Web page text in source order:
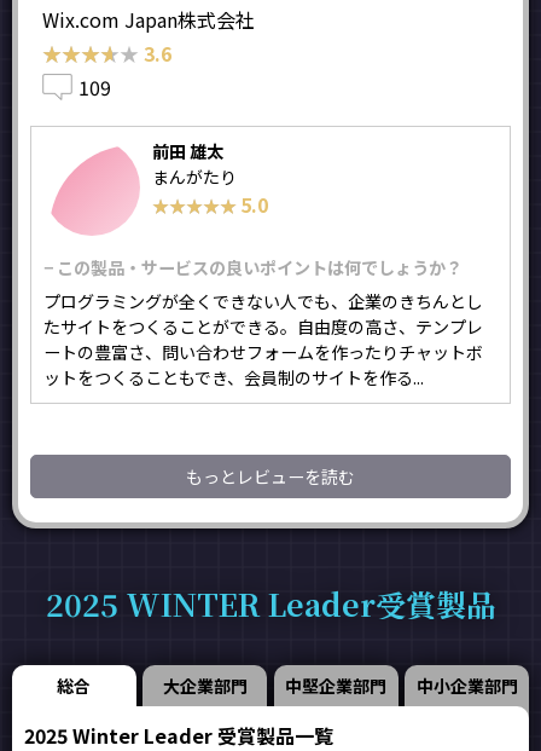
Wix.com Japan株式会社
★★★★★
★★★★★ 3.6
109
前田 雄太
まんがたり
★★★★★
★★★★★ 5.0
− この製品・サービスの良いポイントは何でしょうか？
プログラミングが全くできない人でも、企業のきちんとし
たサイトをつくることができる。自由度の高さ、テンプレ
ートの豊富さ、問い合わせフォームを作ったりチャットボ
ットをつくることもでき、会員制のサイトを作る...
もっとレビューを読む
2025 WINTER Leader受賞製品
総合 大企業部門 中堅企業部門 中小企業部門
2025 Winter Leader 受賞製品一覧